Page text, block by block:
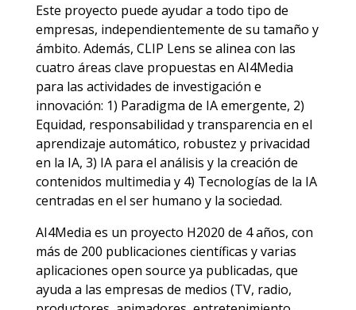
Este proyecto puede ayudar a todo tipo de
empresas, independientemente de su tamaño y
ámbito. Además, CLIP Lens se alinea con las
cuatro áreas clave propuestas en AI4Media
para las actividades de investigación e
innovación: 1) Paradigma de IA emergente, 2)
Equidad, responsabilidad y transparencia en el
aprendizaje automático, robustez y privacidad
en la IA, 3) IA para el análisis y la creación de
contenidos multimedia y 4) Tecnologías de la IA
centradas en el ser humano y la sociedad.
AI4Media es un proyecto H2020 de 4 años, con
más de 200 publicaciones científicas y varias
aplicaciones open source ya publicadas, que
ayuda a las empresas de medios (TV, radio,